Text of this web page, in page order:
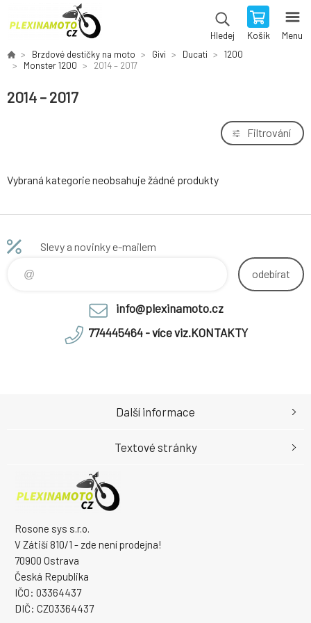
Hledej Košík Menu
Brzdové destičky na moto Givi Ducati
1200
Monster 1200
2014 – 2017
2014 – 2017
Filtrování
Vybraná kategorie neobsahuje žádné produkty
Slevy a novinky e-mailem
odebírat
info@plexinamoto.cz
774445464 - více viz.KONTAKTY
Rosone sys s.r.o.
V Zátiší 810/1 - zde není prodejna!
70900 Ostrava
Česká Republika
IČO: 03364437
DIČ: CZ03364437
Další informace
Textové stránky